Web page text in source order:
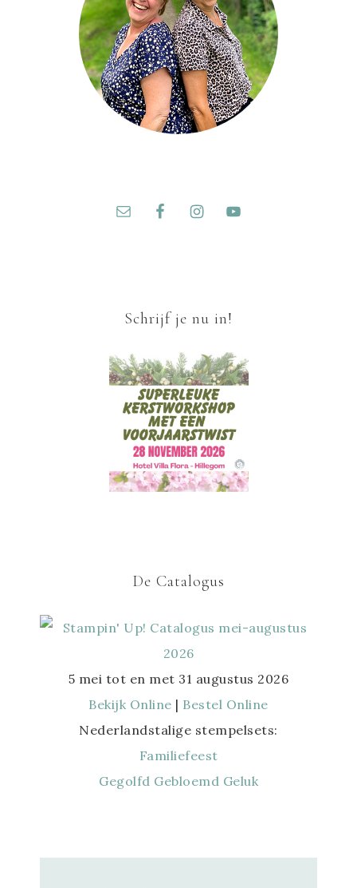
Schrijf je nu in!
De Catalogus
5 mei tot en met 31 augustus 2026
Bekijk Online | Bestel Online
Nederlandstalige stempelsets:
Familiefeest
Gegolfd Gebloemd Geluk